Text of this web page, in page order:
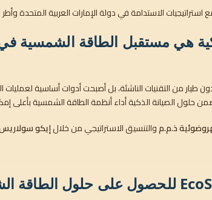
الاستدامة في دولة الإمارات العربية المتحدة
هي مستقبل الطاقة الشمسية في
طيار من التقنيات الناشئة، بل أصبحت أدوات أساسية لعمليات
حلول الصيانة الذكية أداء أنظمة الطاقة الشمسية بأعلى
ذ.م.موالتنسيق الاستراتيجي من خلالإيكو